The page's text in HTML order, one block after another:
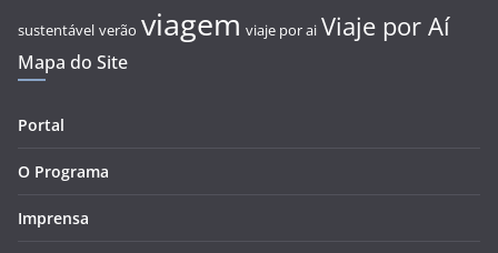
sustentável verão viagem viaje por ai Viaje por Aí
Mapa do Site
Portal
O Programa
Imprensa